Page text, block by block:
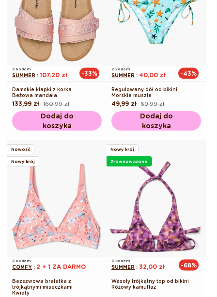
Z kodem
SUMMER : 107,20 zł -33%
Damskie klapki z korka
Beżowa mandala
Cena
regularna
160,99 zł
Cena
promocyjna
133,99 zł
Dodaj do
koszyka
Z kodem
SUMMER : 40,00 zł -43%
Regulowany dół od bikini
Morskie muszle
Cena
regularna
69,99 zł
Cena
promocyjna
49,99 zł
Dodaj do
koszyka
Nowość
Nowy krój
Z kodem
COMFY : 2 + 1 ZA DARMO
Bezszwowa braletka z
trójkątnymi miseczkami
Kwiaty
Nowy krój
Zrównoważone
Z kodem
SUMMER : 32,00 zł -68%
Wesoły trójkątny top od bikini
Różowy kamuflaż